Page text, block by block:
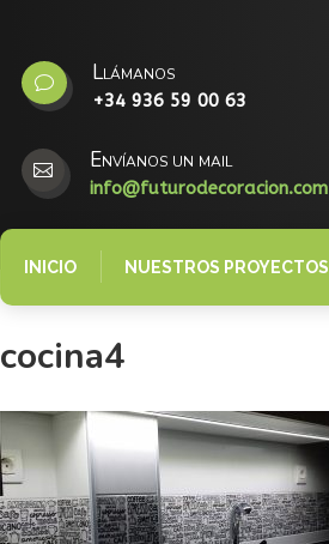
v Llámanos
+34 936 59 00 63
 Envíanos un mail
info@futurodecoracion.com
INICIO NUESTROS PROYECTOS
cocina4